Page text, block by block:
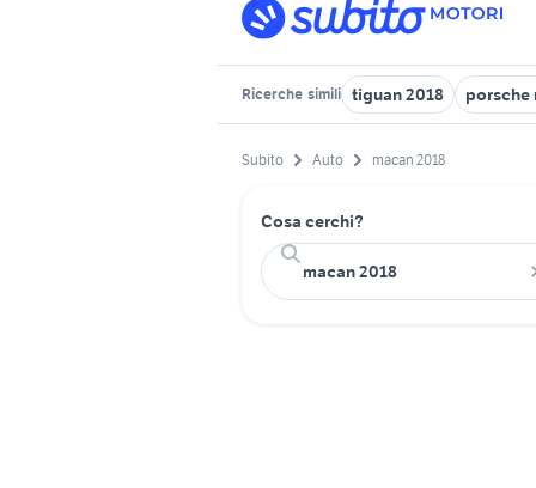
Ricerche simili tiguan 2018 porsche
Subito Auto macan 2018
Cosa cerchi?